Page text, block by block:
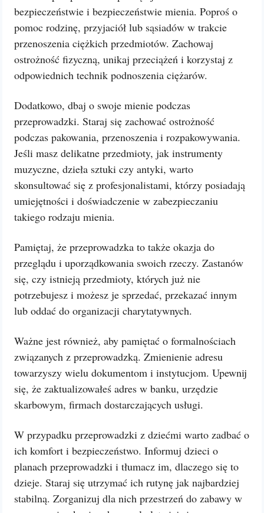
bezpieczeństwie i bezpieczeństwie mienia. Poproś o
pomoc rodzinę, przyjaciół lub sąsiadów w trakcie
przenoszenia ciężkich przedmiotów. Zachowaj
ostrożność fizyczną, unikaj przeciążeń i korzystaj z
odpowiednich technik podnoszenia ciężarów.
Dodatkowo, dbaj o swoje mienie podczas
przeprowadzki. Staraj się zachować ostrożność
podczas pakowania, przenoszenia i rozpakowywania.
Jeśli masz delikatne przedmioty, jak instrumenty
muzyczne, dzieła sztuki czy antyki, warto
skonsultować się z profesjonalistami, którzy posiadają
umiejętności i doświadczenie w zabezpieczaniu
takiego rodzaju mienia.
Pamiętaj, że przeprowadzka to także okazja do
przeglądu i uporządkowania swoich rzeczy. Zastanów
się, czy istnieją przedmioty, których już nie
potrzebujesz i możesz je sprzedać, przekazać innym
lub oddać do organizacji charytatywnych.
Ważne jest również, aby pamiętać o formalnościach
związanych z przeprowadzką. Zmienienie adresu
towarzyszy wielu dokumentom i instytucjom. Upewnij
się, że zaktualizowałeś adres w banku, urzędzie
skarbowym, firmach dostarczających usługi.
W przypadku przeprowadzki z dziećmi warto zadbać o
ich komfort i bezpieczeństwo. Informuj dzieci o
planach przeprowadzki i tłumacz im, dlaczego się to
dzieje. Staraj się utrzymać ich rutynę jak najbardziej
stabilną. Zorganizuj dla nich przestrzeń do zabawy w